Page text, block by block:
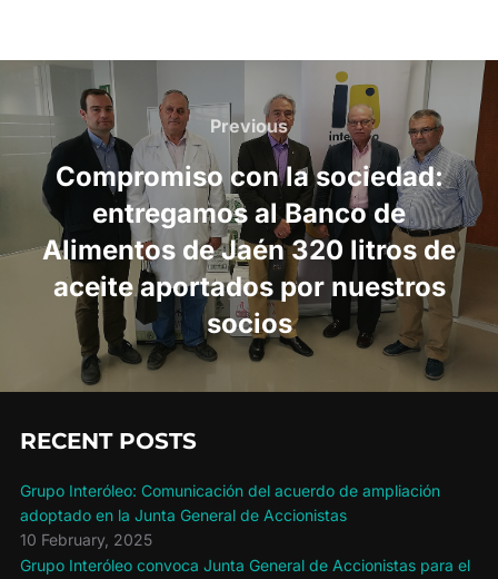
Post
navigation
Previous
Previous
Compromiso con la sociedad:
entregamos al Banco de
Alimentos de Jaén 320 litros de
aceite aportados por nuestros
socios
RECENT POSTS
Grupo Interóleo: Comunicación del acuerdo de ampliación
adoptado en la Junta General de Accionistas
10 February, 2025
Grupo Interóleo convoca Junta General de Accionistas para el